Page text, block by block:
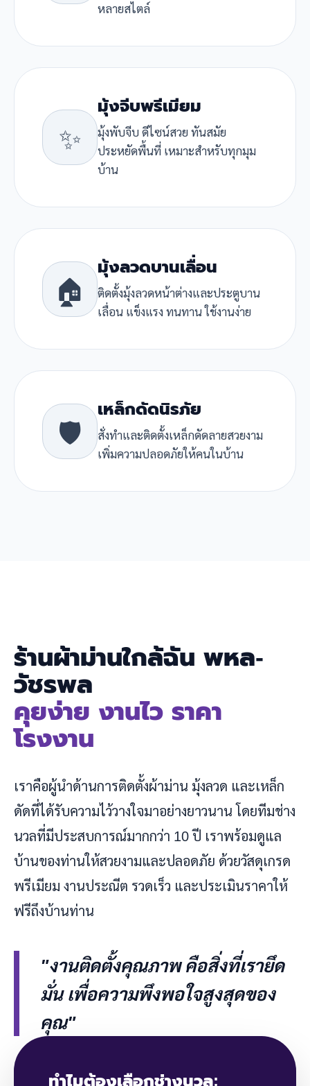
หลายสไตล์
✨
มุ้งจีบพรีเมียม
มุ้งพับจีบ ดีไซน์สวย ทันสมัย
ประหยัดพื้นที่ เหมาะสำหรับทุกมุม
บ้าน
🏠
มุ้งลวดบานเลื่อน
ติดตั้งมุ้งลวดหน้าต่างและประตูบาน
เลื่อน แข็งแรง ทนทาน ใช้งานง่าย
🛡️
เหล็กดัดนิรภัย
สั่งทำและติดตั้งเหล็กดัดลายสวยงาม
เพิ่มความปลอดภัยให้คนในบ้าน
ร้านผ้าม่านใกล้ฉัน พหล-
วัชรพล
คุยง่าย งานไว ราคา
โรงงาน
เราคือผู้นำด้านการติดตั้งผ้าม่าน มุ้งลวด และเหล็ก
ดัดที่ได้รับความไว้วางใจมาอย่างยาวนาน โดยทีมช่าง
นวลที่มีประสบการณ์มากกว่า 10 ปี เราพร้อมดูแล
บ้านของท่านให้สวยงามและปลอดภัย ด้วยวัสดุเกรด
พรีเมียม งานประณีต รวดเร็ว และประเมินราคาให้
ฟรีถึงบ้านท่าน
"งานติดตั้งคุณภาพ คือสิ่งที่เรายึด
มั่น เพื่อความพึงพอใจสูงสุดของ
คุณ"